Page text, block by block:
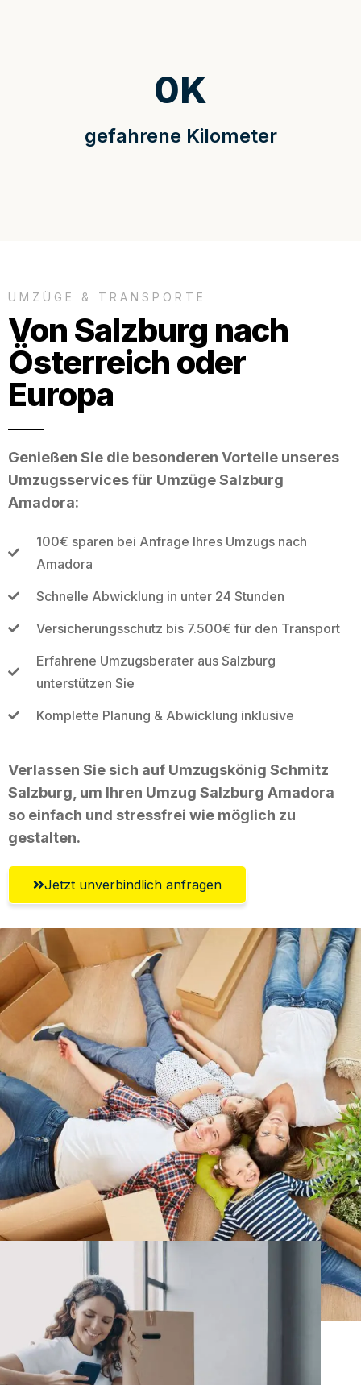
gefahrene Kilometer
0K
UMZÜGE & TRANSPORTE
Von Salzburg nach
Österreich oder
Europa
Genießen Sie die besonderen Vorteile unseres
Umzugsservices für Umzüge Salzburg
Amadora:
100€ sparen bei Anfrage Ihres Umzugs nach
Amadora
Schnelle Abwicklung in unter 24 Stunden
Versicherungsschutz bis 7.500€ für den Transport
Erfahrene Umzugsberater aus Salzburg
unterstützen Sie
Komplette Planung & Abwicklung inklusive
Verlassen Sie sich auf Umzugskönig Schmitz
Salzburg, um Ihren Umzug Salzburg Amadora
so einfach und stressfrei wie möglich zu
gestalten.
Jetzt unverbindlich anfragen